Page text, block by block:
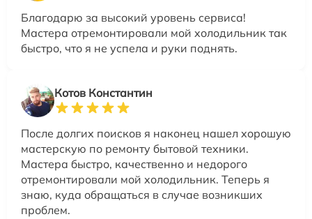
Благодарю за высокий уровень сервиса!
Мастера отремонтировали мой холодильник так
быстро, что я не успела и руки поднять.
Котов Константин
После долгих поисков я наконец нашел хорошую
мастерскую по ремонту бытовой техники.
Мастера быстро, качественно и недорого
отремонтировали мой холодильник. Теперь я
знаю, куда обращаться в случае возникших
проблем.